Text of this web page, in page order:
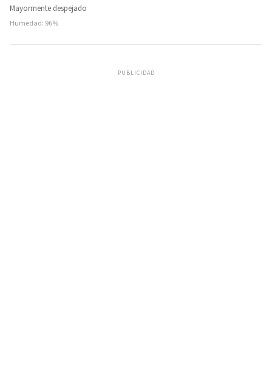
Mayormente despejado
Humedad: 96%
PUBLICIDAD